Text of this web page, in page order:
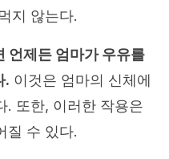
지 않는다.
언제든 엄마가 우유를
. 이것은 엄마의 신체에
. 또한, 이러한 작용은
질 수 있다.